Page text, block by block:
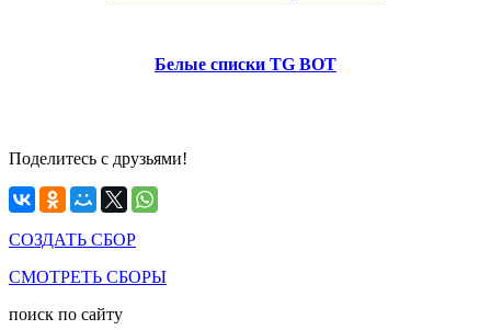
Белые списки TG BOT
Поделитесь с друзьями!
СОЗДАТЬ СБОР
СМОТРЕТЬ СБОРЫ
поиск по сайту